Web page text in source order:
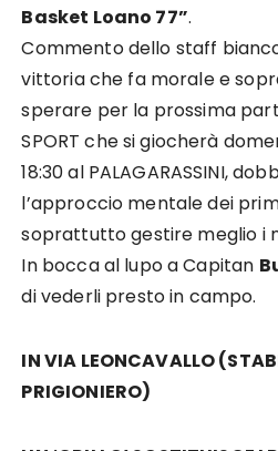
Basket Loano 77”.
Commento dello staff b
vittoria che fa morale e
sperare per la prossima
SPORT che si giocherà
18:30 al PALAGARASSINI,
l’approccio mentale dei
soprattutto gestire meglio i
In bocca al lupo a Capitan
di vederli presto in campo.
IN VIA LEONCAVALLO
PRIGIONIERO)